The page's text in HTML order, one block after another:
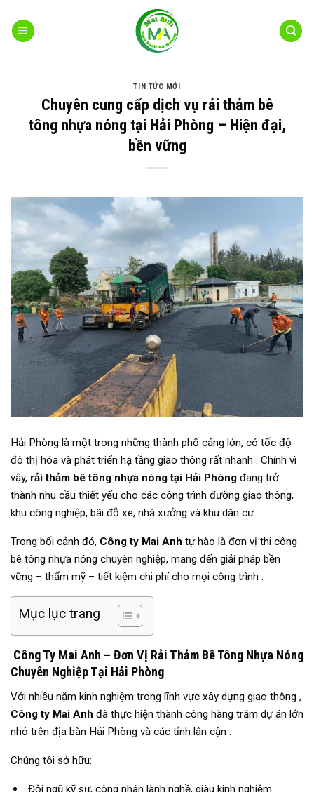
qua
TIN TỨC MỚI
Chuyên cung cấp dịch vụ rải thảm bê
tông nhựa nóng tại Hải Phòng – Hiện đại,
bền vững
Hải Phòng là một trong những thành phố cảng lớn, có tốc độ
đô thị hóa và phát triển hạ tầng giao thông rất nhanh . Chính vì
vậy, rải thảm bê tông nhựa nóng tại Hải Phòng đang trở
thành nhu cầu thiết yếu cho các công trình đường giao thông,
khu công nghiệp, bãi đỗ xe, nhà xưởng và khu dân cư .
Trong bối cảnh đó, Công ty Mai Anh tự hào là đơn vị thi công
bê tông nhựa nóng chuyên nghiệp, mang đến giải pháp bền
vững – thẩm mỹ – tiết kiệm chi phí cho mọi công trình .
Mục lục trang
Công Ty Mai Anh – Đơn Vị Rải Thảm Bê Tông Nhựa Nóng
Chuyên Nghiệp Tại Hải Phòng
Với nhiều năm kinh nghiệm trong lĩnh vực xây dựng giao thông ,
Công ty Mai Anh đã thực hiện thành công hàng trăm dự án lớn
nhỏ trên địa bàn Hải Phòng và các tỉnh lân cận .
Chúng tôi sở hữu:
Đội ngũ kỹ sư, công nhân lành nghề, giàu kinh nghiệm